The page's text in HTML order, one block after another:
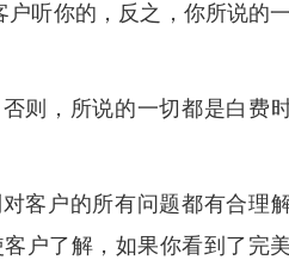
听你的，反之，你所说的一
则，所说的一切都是白费
客户的所有问题都有合理
户了解，如果你看到了完美